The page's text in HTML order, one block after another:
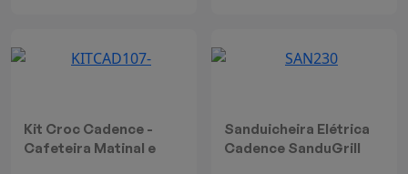
Kit Croc Cadence -
Cafeteira Matinal e
Sanduicheira Elétrica
Cadence SanduGrill